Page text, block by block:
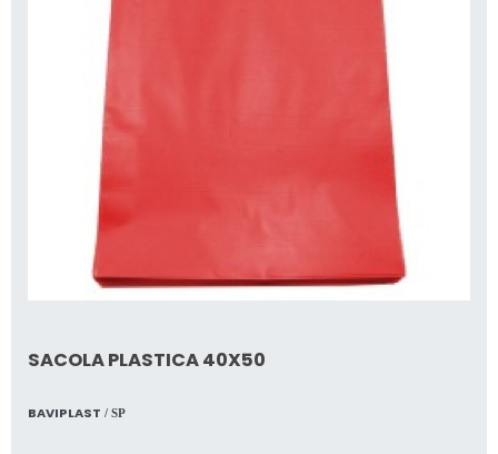
SACOLA PLASTICA 40X50
BAVIPLAST / SP